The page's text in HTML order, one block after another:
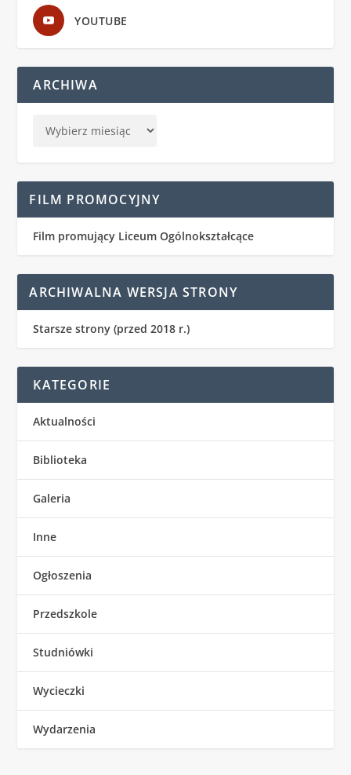
YOUTUBE
ARCHIWA
FILM PROMOCYJNY
Film promujący Liceum Ogólnokształcące
ARCHIWALNA WERSJA STRONY
Starsze strony (przed 2018 r.)
KATEGORIE
Aktualności
Biblioteka
Galeria
Inne
Ogłoszenia
Przedszkole
Studniówki
Wycieczki
Wydarzenia